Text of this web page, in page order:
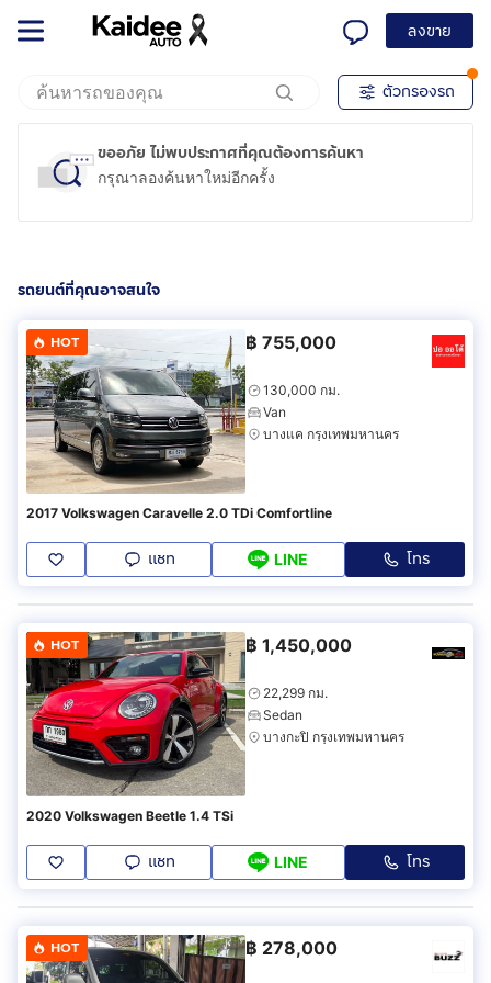
ลงขาย
ตัวกรองรถ
ขออภัย ไม่พบประกาศที่คุณต้องการค้นหา
กรุณาลองค้นหาใหม่อีกครั้ง
รถยนต์ที่คุณอาจสนใจ
HOT ฿ 755,000
130,000 กม.
Van
บางแค กรุงเทพมหานคร
2017 Volkswagen Caravelle 2.0 TDi Comfortline
แชท LINE โทร
HOT ฿ 1,450,000
22,299 กม.
Sedan
บางกะปิ กรุงเทพมหานคร
2020 Volkswagen Beetle 1.4 TSi
แชท LINE โทร
HOT ฿ 278,000